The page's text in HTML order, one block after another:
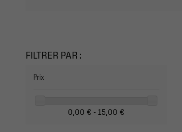
FILTRER PAR :
Prix
0,00 € - 15,00 €